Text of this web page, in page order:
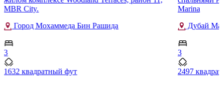
MBR City.
Город Мохаммеда Бин Рашида
3
1632 квадратный фут
Marina
Дубай
3
2497